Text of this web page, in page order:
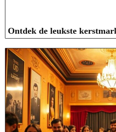
Ontdek de leukste